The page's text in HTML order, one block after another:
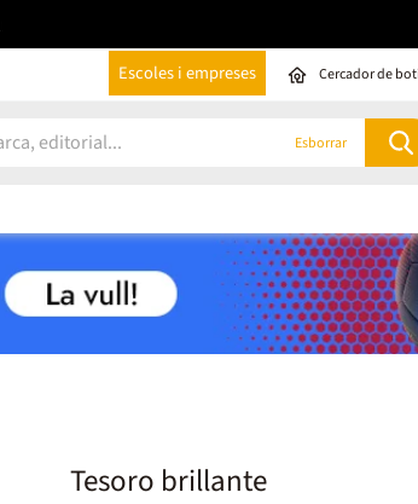
Escoles i empreses Cercador de
Esborrar
Tesoro brillante